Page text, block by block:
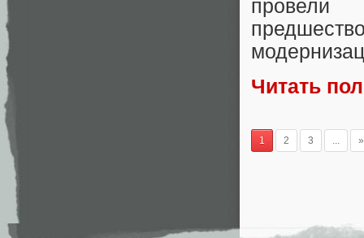
провели
Читать
1 2 3 ... »